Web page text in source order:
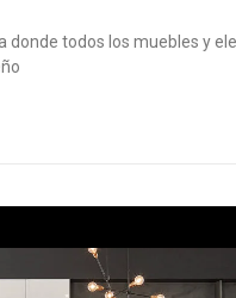
donde todos los muebles y